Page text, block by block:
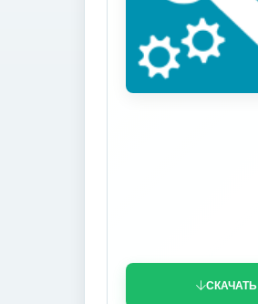
СКАЧАТЬ